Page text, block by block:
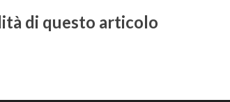
di questo articolo